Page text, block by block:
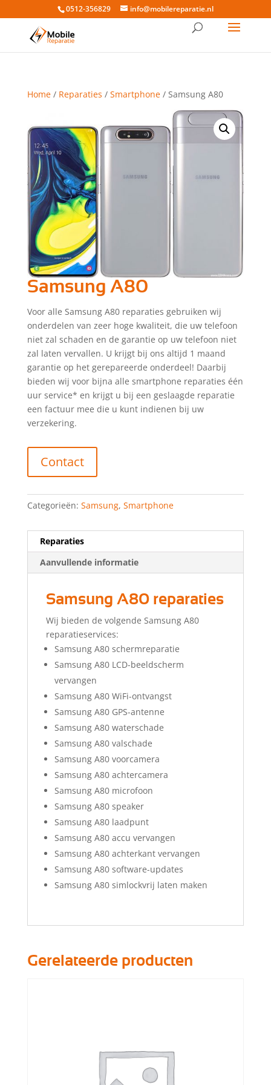
0512-356829 info@mobilereparatie.nl
Home/ Reparaties / Smartphone/ Samsung A80
Samsung A80
Voor alle Samsung A80 reparaties gebruiken wij
onderdelen van zeer hoge kwaliteit, die uw telefoon
niet zal schaden en de garantie op uw telefoon niet
zal laten vervallen. U krijgt bij ons altijd 1 maand
garantie op het gerepareerde onderdeel! Daarbij
bieden wij voor bijna alle smartphone reparaties één
uur service* en krijgt u bij een geslaagde reparatie
een factuur mee die u kunt indienen bij uw
verzekering.
Contact
Categorieën: Samsung, Smartphone
Reparaties
Aanvullende informatie
Samsung A80 reparaties
Wij bieden de volgende Samsung A80
reparatieservices:
Samsung A80 schermreparatie
Samsung A80 LCD-beeldscherm
vervangen
Samsung A80 WiFi-ontvangst
Samsung A80 GPS-antenne
Samsung A80 waterschade
Samsung A80 valschade
Samsung A80 voorcamera
Samsung A80 achtercamera
Samsung A80 microfoon
Samsung A80 speaker
Samsung A80 laadpunt
Samsung A80 accu vervangen
Samsung A80 achterkant vervangen
Samsung A80 software-updates
Samsung A80 simlockvrij laten maken
Gerelateerde producten